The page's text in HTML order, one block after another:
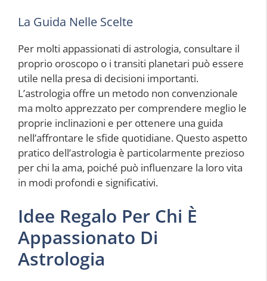
La Guida Nelle Scelte
Per molti appassionati di astrologia, consultare il
proprio oroscopo o i transiti planetari può essere
utile nella presa di decisioni importanti.
L’astrologia offre un metodo non convenzionale
ma molto apprezzato per comprendere meglio le
proprie inclinazioni e per ottenere una guida
nell’affrontare le sfide quotidiane. Questo aspetto
pratico dell’astrologia è particolarmente prezioso
per chi la ama, poiché può influenzare la loro vita
in modi profondi e significativi.
Idee Regalo Per Chi È
Appassionato Di
Astrologia